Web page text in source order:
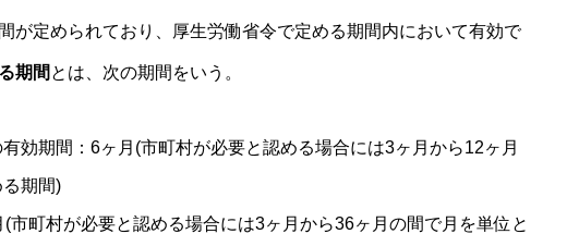
が定められており、厚生労働省令で定める期間内において有効で
期間 とは、次の期間をいう。
効期間：6ヶ月(市町村が必要と認める場合には3ヶ月から12ヶ月
期間)
市町村が必要と認める場合には3ヶ月から36ヶ月の間で月を単位と